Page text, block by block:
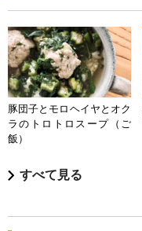
豚団子とモロヘイヤとオク
ラのトロトロスープ（ご
飯）
すべて見る